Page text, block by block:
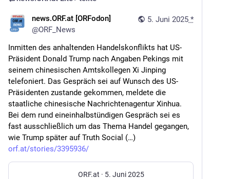
5. Juni 2025 *
news.ORF.at [ORFodon]
@ORF_News
Inmitten des anhaltenden Handelskonflikts hat US-
Präsident Donald Trump nach Angaben Pekings mit
seinem chinesischen Amtskollegen Xi Jinping
telefoniert. Das Gespräch sei auf Wunsch des US-
Präsidenten zustande gekommen, meldete die
staatliche chinesische Nachrichtenagentur Xinhua.
Bei dem rund eineinhalbstündigen Gespräch sei es
fast ausschließlich um das Thema Handel gegangen,
wie Trump später auf Truth Social (…)
orf.at/stories/3395936/
ORF.at · 5. Juni 2025